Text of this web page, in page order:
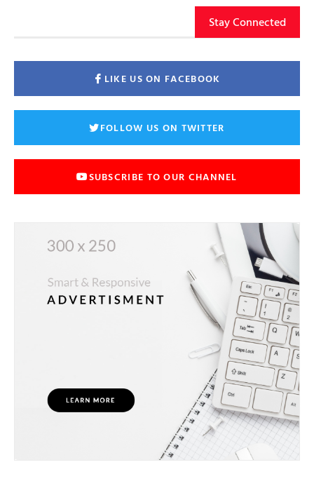
Stay Connected
LIKE US ON FACEBOOK
FOLLOW US ON TWITTER
SUBSCRIBE TO OUR CHANNEL